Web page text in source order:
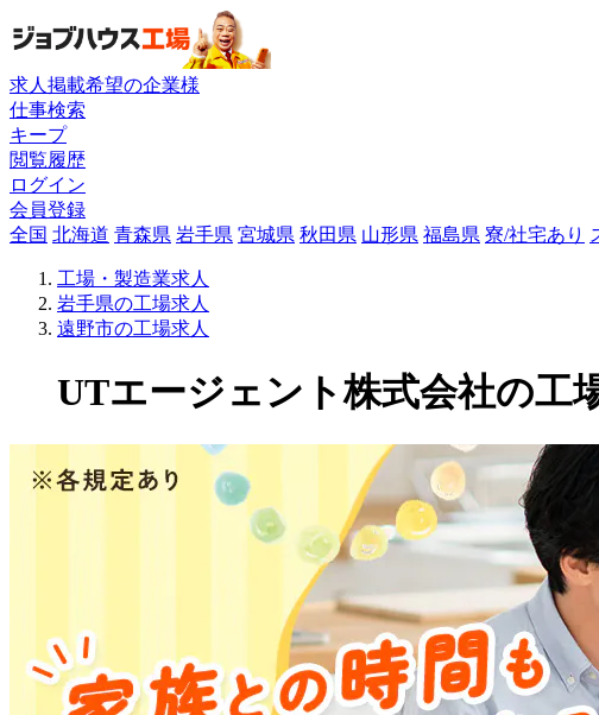
求人掲載希望の企業様
仕事検索
キープ
閲覧履歴
ログイン
会員登録
全国 北海道 青森県 岩手県 宮城県 秋田県 山形県 福島県 寮/社宅あり
工場・製造業求人
岩手県の工場求人
遠野市の工場求人
UTエージェント株式会社の工